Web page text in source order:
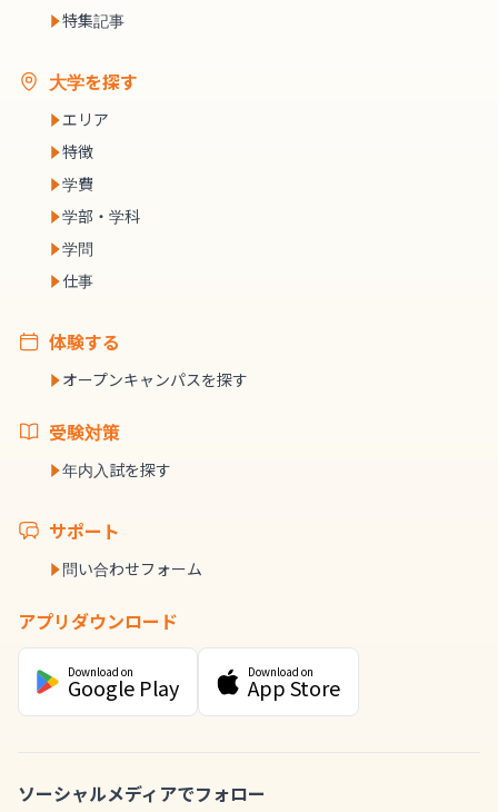
特集記事
大学を探す
エリア
特徴
学費
学部・学科
学問
仕事
体験する
オープンキャンパスを探す
受験対策
年内入試を探す
サポート
問い合わせフォーム
アプリダウンロード
Download on
Google Play
Download on
App Store
ソーシャルメディアでフォロー